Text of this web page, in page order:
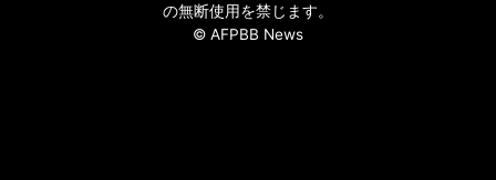
の無断使用を禁じます。
© AFPBB News